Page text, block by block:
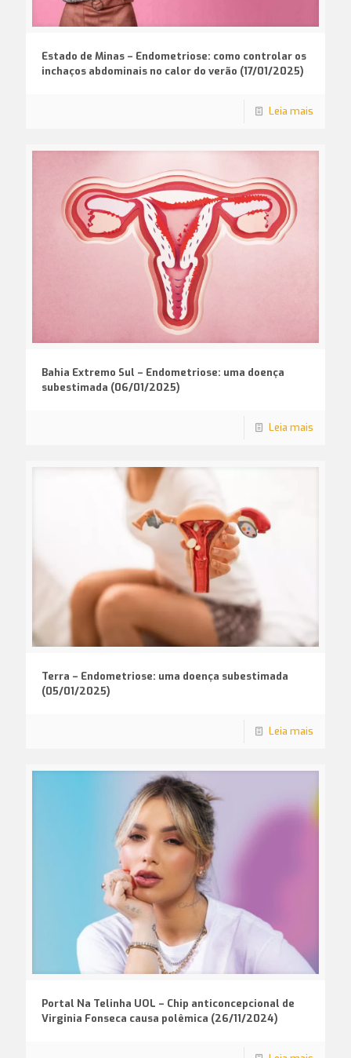
Estado de Minas – Endometriose: como controlar os
inchaços abdominais no calor do verão (17/01/2025)
Leia mais
Bahia Extremo Sul – Endometriose: uma doença
subestimada (06/01/2025)
Leia mais
Terra – Endometriose: uma doença subestimada
(05/01/2025)
Leia mais
Portal Na Telinha UOL – Chip anticoncepcional de
Virginia Fonseca causa polêmica (26/11/2024)